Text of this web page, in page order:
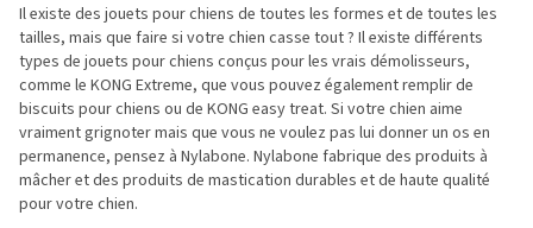
Il existe des jouets pour chiens de toutes les formes et de toutes les
tailles, mais que faire si votre chien casse tout ? Il existe différents
types de jouets pour chiens conçus pour les vrais démolisseurs,
comme le KONG Extreme, que vous pouvez également remplir de
biscuits pour chiens ou de KONG easy treat. Si votre chien aime
vraiment grignoter mais que vous ne voulez pas lui donner un os en
permanence, pensez à Nylabone. Nylabone fabrique des produits à
mâcher et des produits de mastication durables et de haute qualité
pour votre chien.